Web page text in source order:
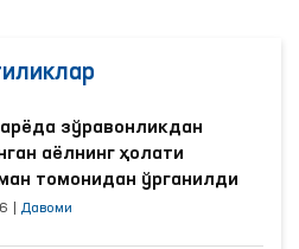
зўравонликдан
аёлнинг ҳолати
томонидан ўрганилди
Давоми